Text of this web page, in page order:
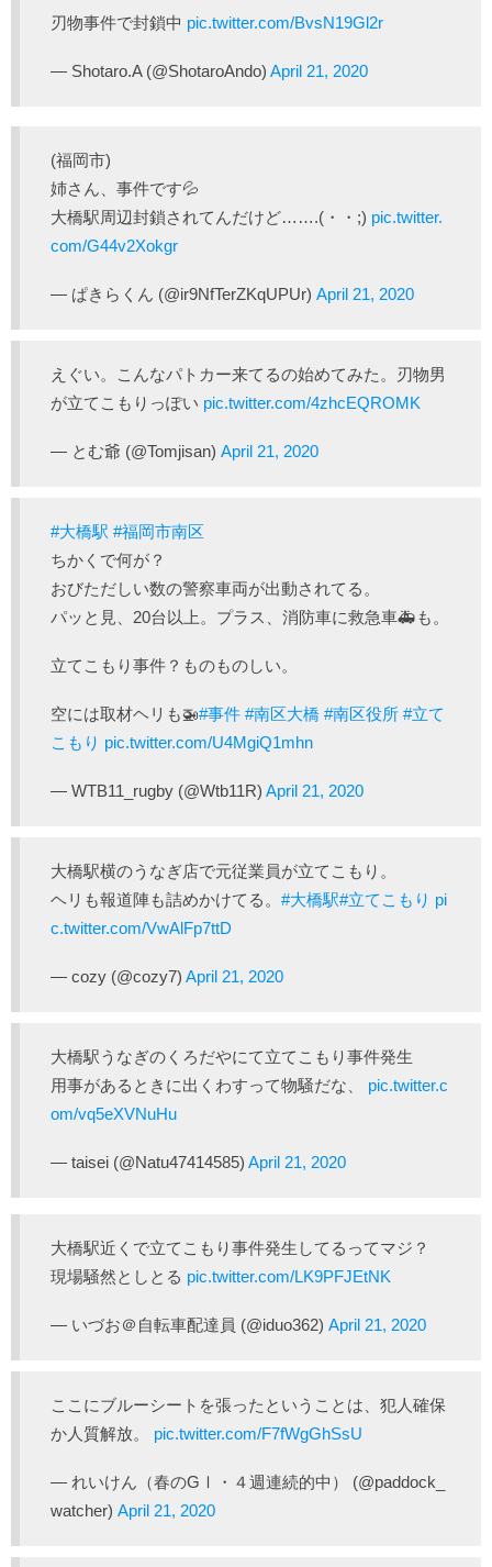
刃物事件で封鎖中 pic.twitter.com/BvsN19Gl2r
— Shotaro.A (@ShotaroAndo) April 21, 2020
(福岡市)
姉さん、事件です💦
大橋駅周辺封鎖されてんだけど…….(・・;) pic.twitter.
com/G44v2Xokgr
— ぱきらくん (@ir9NfTerZKqUPUr) April 21, 2020
えぐい。こんなパトカー来てるの始めてみた。刃物男
が立てこもりっぽい pic.twitter.com/4zhcEQROMK
— とむ爺 (@Tomjisan) April 21, 2020
#大橋駅 #福岡市南区
ちかくで何が？
おびただしい数の警察車両が出動されてる。
パッと見、20台以上。プラス、消防車に救急車🚑️も。
立てこもり事件？ものものしい。
空には取材ヘリも🚁#事件 #南区大橋 #南区役所 #立て
こもり pic.twitter.com/U4MgiQ1mhn
— WTB11_rugby (@Wtb11R) April 21, 2020
大橋駅横のうなぎ店で元従業員が立てこもり。
ヘリも報道陣も詰めかけてる。 #大橋駅#立てこもり pi
c.twitter.com/VwAlFp7ttD
— cozy (@cozy7) April 21, 2020
大橋駅うなぎのくろだやにて立てこもり事件発生
用事があるときに出くわすって物騒だな、 pic.twitter.c
om/vq5eXVNuHu
— taisei (@Natu47414585) April 21, 2020
大橋駅近くで立てこもり事件発生してるってマジ？
現場騒然としとる pic.twitter.com/LK9PFJEtNK
— いづお＠自転車配達員 (@iduo362) April 21, 2020
ここにブルーシートを張ったということは、犯人確保
か人質解放。 pic.twitter.com/F7fWgGhSsU
— れいけん（春のGⅠ・４週連続的中） (@paddock_
watcher) April 21, 2020